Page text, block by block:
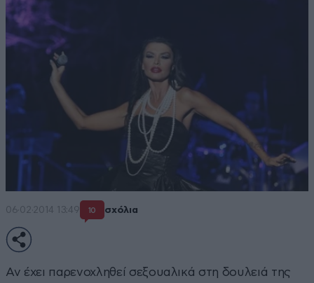
06·02·2014 13:49 10 σχόλια
Αν έχει παρενοχληθεί σεξουαλικά στη δουλειά της